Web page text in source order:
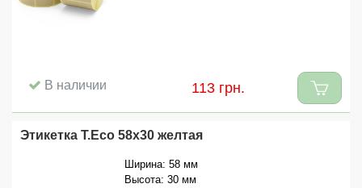
В наличии 113 грн.
Этикетка T.Eco 58x30 желтая
Ширина: 58 мм
Высота: 30 мм